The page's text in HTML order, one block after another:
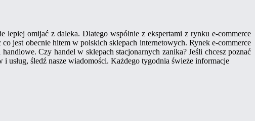
omijać z daleka. Dlatego wspólnie z ekspertami z rynku e-commerce
jest obecnie hitem w polskich sklepach internetowych. Rynek e-commerce
Czy handel w sklepach stacjonarnych zanika? Jeśli chcesz poznać
usług, śledź nasze wiadomości. Każdego tygodnia świeże informacje